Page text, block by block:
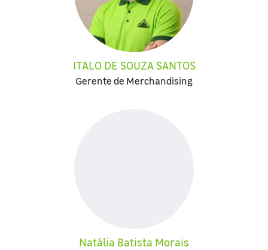
ITALO DE SOUZA SANTOS
Gerente de Merchandising
Natália Batista Morais